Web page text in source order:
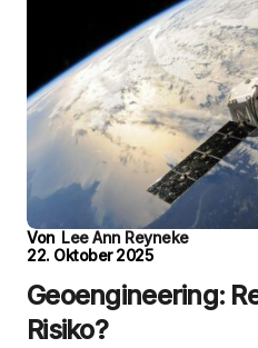
Von Lee Ann Reyneke
22. Oktober 2025
Geoengineering:
Risiko?